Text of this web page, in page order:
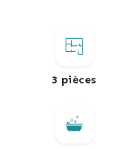
3 pièces